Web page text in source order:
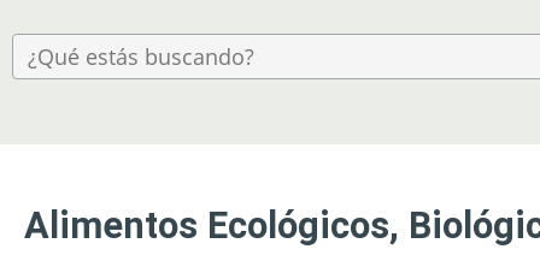
Alimentos Ecológicos,